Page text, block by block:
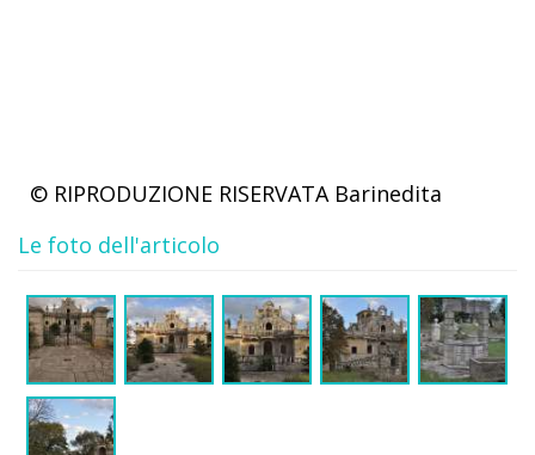
© RIPRODUZIONE RISERVATA Barinedita
Le foto dell'articolo